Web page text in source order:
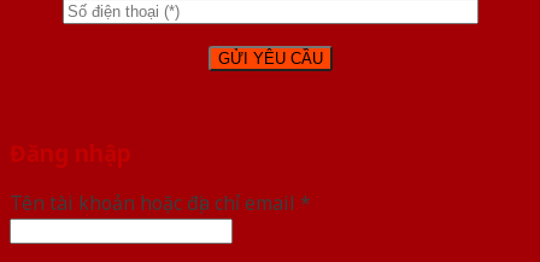
Đăng nhập
Tên tài khoản hoặc địa chỉ email *